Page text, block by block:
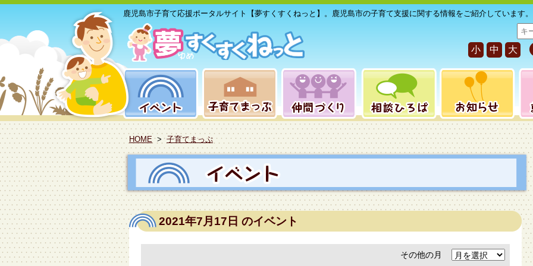
鹿児島市子育て応援ポータルサイト【夢すくすくねっと】。鹿児島市の子育て支援に関する情報をご紹介しています。
サ
イ
ト
内
小 中 大
HOME > 子育てまっぷ
2021年7月17日 のイベント
その他の月